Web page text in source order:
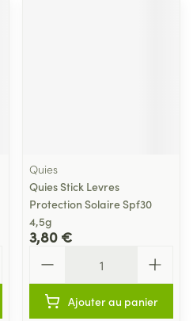
Quies
Quies Stick Levres
Protection Solaire Spf30
4,5g
3,80 €
Ajouter au panier